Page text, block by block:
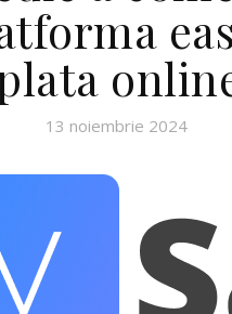
13 noiembrie 2024